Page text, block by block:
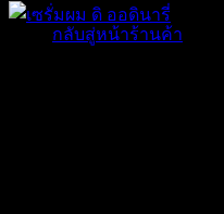
กลับสู่หน้าร้านค้า